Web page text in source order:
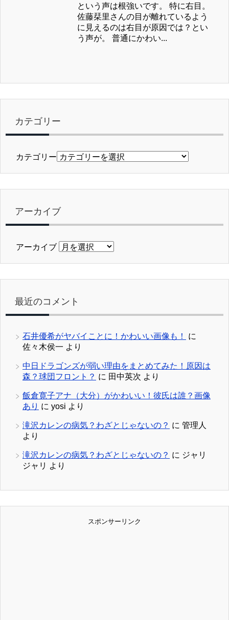
という声は根強いです。 特に右目。
佐藤栞里さんの目が離れているよう
に見えるのは右目が原因では？とい
う声が。 普通にかわい...
カテゴリー
カテゴリー
アーカイブ
アーカイブ
最近のコメント
石井優希がヤバイことに！かわいい画像も！
に
佐々木侯一 より
中日ドラゴンズが弱い理由をまとめてみた！原因は
森？球団フロント？ に 田中英次 より
飯倉寛子アナ（大分）がかわいい！彼氏は誰？画像
あり に yosi より
滝沢カレンの病気？わざとじゃないの？ に 管理人
より
滝沢カレンの病気？わざとじゃないの？ に ジャリ
ジャリ より
スポンサーリンク